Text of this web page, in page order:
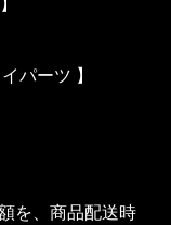
パーツ 】
を、商品配送時